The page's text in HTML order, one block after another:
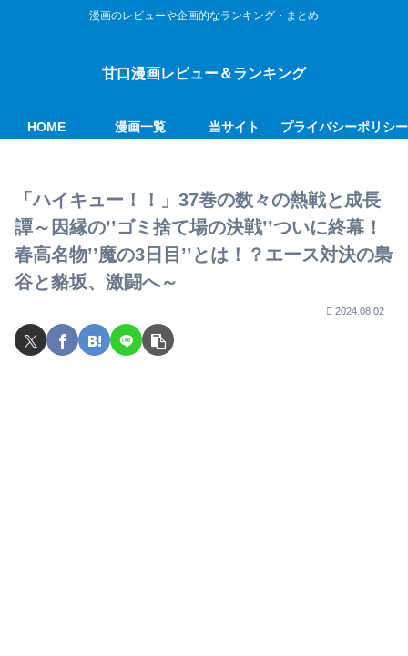
漫画のレビューや企画的なランキング・まとめ
甘口漫画レビュー＆ランキング
HOME 漫画一覧 当サイト プライバシーポリシー
「ハイキュー！！」37巻の数々の熱戦と成長
譚～因縁の’’ゴミ捨て場の決戦’’ついに終幕！
春高名物’’魔の3日目’’とは！？エース対決の梟
谷と貉坂、激闘へ～
2024.08.02